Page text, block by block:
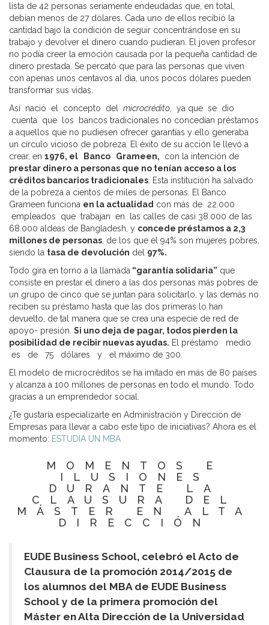
lista de 42 personas seriamente endeudadas que, en total,
debían menos de 27 dólares. Cada uno de ellos recibió la
cantidad bajo la condición de seguir concentrándose en su
trabajo y devolver el dinero cuando pudieran. El joven profesor
no podía creer la emoción causada por la pequeña cantidad de
dinero prestada. Se percató que para las personas que viven
con apenas unos centavos al día, unos pocos dólares pueden
transformar sus vidas.
Así nació el concepto del microcrédito , ya que se dio
cuenta que los bancos tradicionales no concedían préstamos
a aquellos que no pudiesen ofrecer garantías y ello generaba
un círculo vicioso de pobreza. El éxito de su acción le llevó a
crear, en 1976, el Banco Grameen, con la intención de
prestar dinero a personas que no tenían acceso a los
créditos bancarios tradicionales . Esta institución ha salvado
de la pobreza a cientos de miles de personas. El Banco
Grameen funciona en la actualidad con más de 22.000
empleados que trabajan en las calles de casi 38.000 de las
68.000 aldeas de Bangladesh, y concede préstamos a 2,3
millones de personas , de los que el 94% son mujeres pobres,
siendo la tasa de devolución del 97%.
Todo gira en torno a la llamada “garantía solidaria” que
consiste en prestar el dinero a las dos personas más pobres de
un grupo de cinco que se juntan para solicitarlo, y las demás no
reciben su préstamo hasta que las dos primeras lo han
devuelto, de tal manera que se crea una especie de red de
apoyo- presión. Si uno deja de pagar, todos pierden la
posibilidad de recibir nuevas ayudas. El préstamo medio
es de 75 dólares y el máximo de 300.
El modelo de microcréditos se ha imitado en más de 80 países
y alcanza a 100 millones de personas en todo el mundo. Todo
gracias a un emprendedor social.
¿Te gustaría especializarte en Administración y Dirección de
Empresas para llevar a cabo este tipo de iniciativas? Ahora es el
momento: ESTUDIA UN MBA
MOMENTOS E
ILUSIONES
DURANTE LA
CLAUSURA DEL
MÁSTER EN ALTA
DIRECCIÓN
EUDE Business School, celebró el Acto de
Clausura de la promoción 2014/2015 de
los alumnos del MBA de EUDE Business
School y de la primera promoción del
Máster en Alta Dirección de la Universidad